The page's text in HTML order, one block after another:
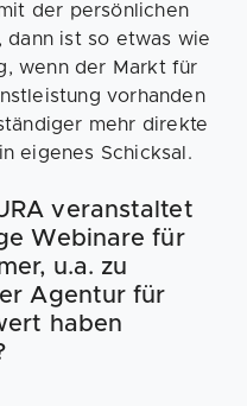
der persönlichen
dann ist so etwas wie
wenn der Markt für
vorhanden
mehr direkte
eigenes Schicksal.
veranstaltet
Webinare für
u.a. zu
Agentur für
haben